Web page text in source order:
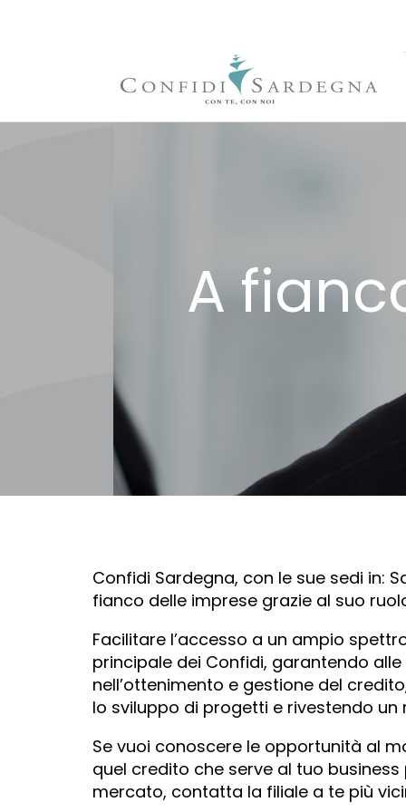
A
Confidi Sardegna, con le sue sedi in:
fianco delle imprese grazie al suo
Facilitare l’accesso a un ampio
principale dei Confidi, garantendo
nell’ottenimento e gestione del
lo sviluppo di progetti e rivestendo
Se vuoi conoscere le opportunità al
quel credito che serve al tuo
mercato, contatta la filiale a te più